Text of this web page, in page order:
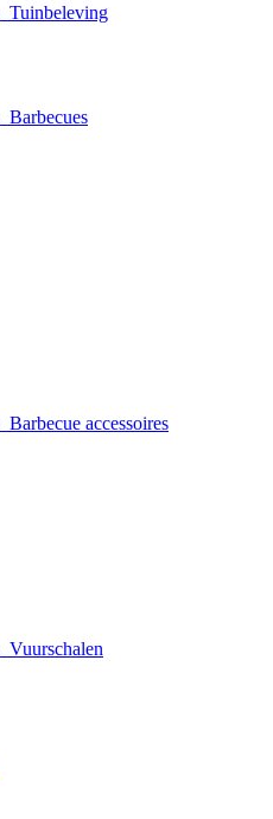
Tuinbeleving
Barbecues
Barbecue accessoires
Vuurschalen